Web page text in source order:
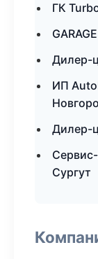
ГК
Дилер-
ИП
Дилер-
Сургут